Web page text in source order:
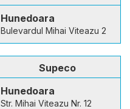
Hunedoara
Bulevardul Mihai Viteazu 2
Supeco
Hunedoara
Str. Mihai Viteazu Nr. 12